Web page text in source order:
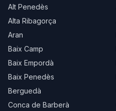
Alt Penedès
Alta Ribagorça
Aran
Baix Camp
Baix Empordà
Baix Penedès
Berguedà
Conca de Barberà